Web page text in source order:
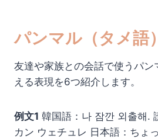
パンマル（タメ語）
友達や家族との会話で使うパン
える表現を6つ紹介します。
例文1 韓国語：나 잠깐 외출해.
カン ウェチュレ 日本語：ちょ